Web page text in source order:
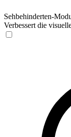
Sehbehinderten-
Verbessert die